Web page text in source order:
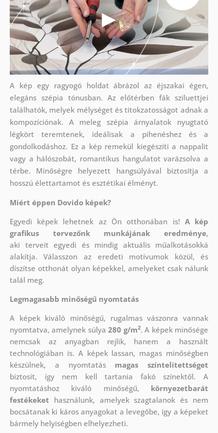
A kép egy ragyogó holdat ábrázol az éjszakai égen,
elegáns szépia tónusban. Az előtérben fák sziluettjei
találhatók, melyek mélységet és titokzatosságot adnak a
kompozíciónak. A meleg szépia árnyalatok nyugtató
légkört teremtenek, ideálisak a pihenéshez és a
gondolkodáshoz. Ez a kép remekül kiegészíti a nappalit
vagy a hálószobát, romantikus hangulatot varázsolva a
térbe. Minőségre helyezett hangsúlyával biztosítja a
hosszú élettartamot és esztétikai élményt.
Miért éppen Dovido képek?
Egyedi képek lehetnek az Ön otthonában is! A kép
grafikus tervezőnk munkájának eredménye,
aki terveit egyedi és mindig aktuális műalkotásokká
alakítja. Válasszon az eredeti motívumok közül, és
díszítse otthonát olyan képekkel, amelyeket csak nálunk
talál meg.
Legmagasabb minőségű nyomtatás
A képek kiváló minőségű, rugalmas vászonra vannak
nyomtatva, amelynek súlya280 g/m2. A képek minősége
nemcsak az anyagban rejlik, hanem a használt
technológiában is. A képek lassan, magas minőségben
készülnek, a nyomtatás magas színtelítettséget
biztosít, így nem kell tartania fakó színektől. A
nyomtatáshoz kiváló minőségű, környezetbarát
festékeket használunk, amelyek szagtalanok és nem
bocsátanak ki káros anyagokat a levegőbe, így a képeket
bármely helyiségben elhelyezheti.